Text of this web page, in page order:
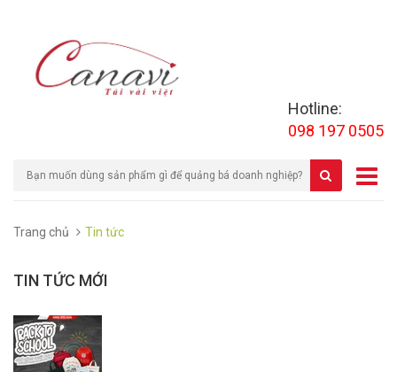
Hotline:
098 197 0505
Trang chủ Tin tức
TIN TỨC MỚI